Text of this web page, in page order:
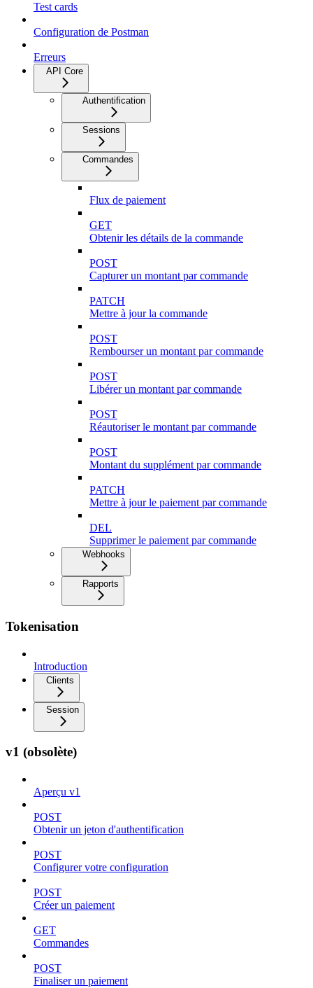
Test cards
Configuration de Postman
Erreurs
API Core
Authentification
Sessions
Commandes
Flux de paiement
GET
Obtenir les détails de la commande
POST
Capturer un montant par commande
PATCH
Mettre à jour la commande
POST
Rembourser un montant par commande
POST
Libérer un montant par commande
POST
Réautoriser le montant par commande
POST
Montant du supplément par commande
PATCH
Mettre à jour le paiement par commande
DEL
Supprimer le paiement par commande
Webhooks
Rapports
Tokenisation
Introduction
Clients
Session
v1 (obsolète)
Aperçu v1
POST
Obtenir un jeton d'authentification
POST
Configurer votre configuration
POST
Créer un paiement
GET
Commandes
POST
Finaliser un paiement